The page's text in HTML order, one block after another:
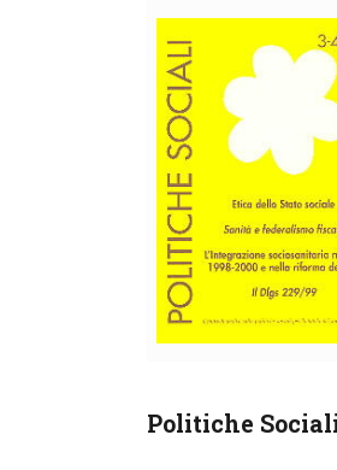
Politiche